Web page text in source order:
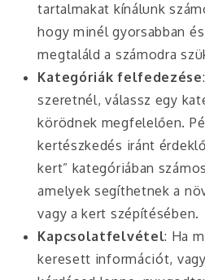
tartalmakat kínálunk
hogy minél gyorsabban
megtaláld a számodra
Kategóriák felfedezése
szeretnél, válassz egy
körödnek megfelelően.
kertészkedés iránt
kert” kategóriában
amelyek segíthetnek a
vagy a kert szépítésében.
Kapcsolatfelvétel: Ha
keresett információt,